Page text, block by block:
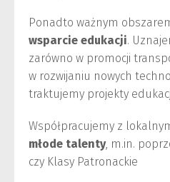
Ponadto ważnym
wsparcie edukacji.
zarówno w promocji
w rozwijaniu nowych
traktujemy projekty
Współpracujemy z
młode talenty, m.in.
czy Klasy Patronackie